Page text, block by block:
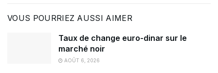
VOUS POURRIEZ AUSSI AIMER
Taux de change euro-dinar sur le
marché noir
AOÛT 6, 2026